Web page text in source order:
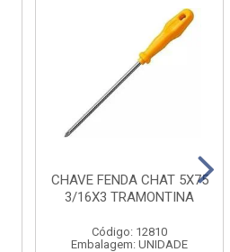
CHAVE FENDA CHAT 5X75
3/16X3 TRAMONTINA
Código: 12810
Embalagem: UNIDADE